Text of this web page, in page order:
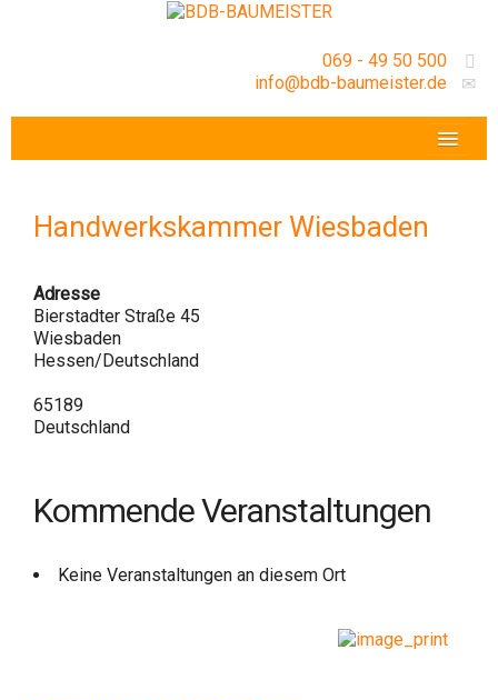
069 - 49 50 500
info@bdb-baumeister.de
Handwerkskammer Wiesbaden
Adresse
Bierstadter Straße 45
Wiesbaden
Hessen/Deutschland
65189
Deutschland
Kommende Veranstaltungen
Keine Veranstaltungen an diesem Ort